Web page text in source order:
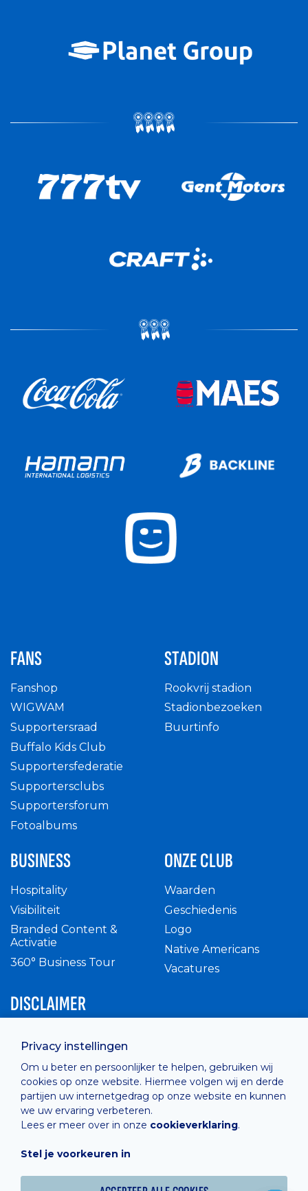
Privacy instellingen
Om u beter en persoonlijker te helpen, gebruiken wij
cookies op onze website. Hiermee volgen wij en derde
partijen uw internetgedrag op onze website en kunnen
we uw ervaring verbeteren.
Lees er meer over in onze cookieverklaring.
Stel je voorkeuren in
FANS
Fanshop
WIGWAM
Supportersraad
Buffalo Kids Club
Supportersfederatie
Supportersclubs
Supportersforum
Fotoalbums
STADION
Rookvrij stadion
Stadionbezoeken
Buurtinfo
BUSINESS
Hospitality
Visibiliteit
Branded Content &
Activatie
360° Business Tour
ONZE CLUB
Waarden
Geschiedenis
Logo
Native Americans
Vacatures
DISCLAIMER
Privacy Policy
Cashless
verkoopsvoorwaarden
Cookie Policy
Hosted by Combell